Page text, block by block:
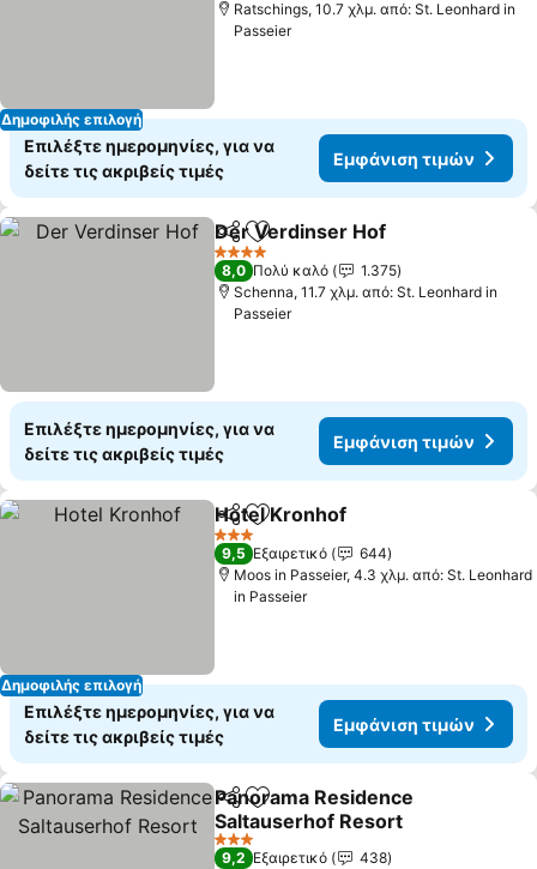
Δημοφιλής επιλογή
Ratschings, 10.7 χλμ. από: St. Leonhard in
Passeier
Επιλέξτε ημερομηνίες, για να
δείτε τις ακριβείς τιμές
Εμφάνιση τιμών
Κοινοποίηση
Προσθήκη στα αγαπημένα
Der Verdinser Hof
4 Αστέρια
8,0 Πολύ καλό
1.375
Schenna, 11.7 χλμ. από: St. Leonhard in
Passeier
Επιλέξτε ημερομηνίες, για να
δείτε τις ακριβείς τιμές
Εμφάνιση τιμών
Δημοφιλής επιλογή
Κοινοποίηση
Προσθήκη στα αγαπημένα
Hotel Kronhof
3 Αστέρια
9,5 Εξαιρετικό
644
Moos in Passeier, 4.3 χλμ. από: St. Leonhard
in Passeier
Επιλέξτε ημερομηνίες, για να
δείτε τις ακριβείς τιμές
Εμφάνιση τιμών
Κοινοποίηση
Προσθήκη στα αγαπημένα
Panorama Residence
Saltauserhof Resort
Εμφάνιση τιμών
3 Αστέρια
9,2 Εξαιρετικό
438